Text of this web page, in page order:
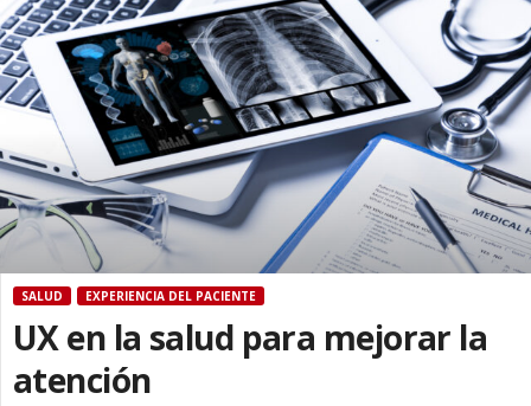
SALUD EXPERIENCIA DEL PACIENTE
UX en la salud para mejorar la
atención